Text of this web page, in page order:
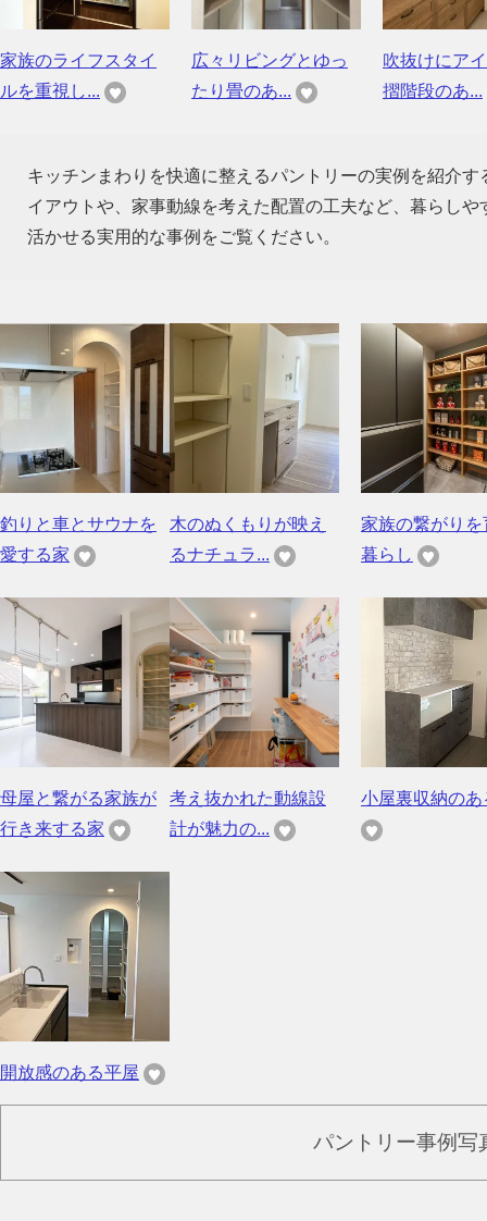
家族のライフスタイ
ルを重視し...
広々リビングとゆっ
たり畳のあ...
吹抜けにア
摺階段のあ...
キッチンまわりを快適に整えるパントリーの実例を紹介
イアウトや、家事動線を考えた配置の工夫など、暮らし
活かせる実用的な事例をご覧ください。
釣りと車とサウナを
愛する家
木のぬくもりが映え
るナチュラ...
家族の繋がりを
暮らし
母屋と繋がる家族が
行き来する家
考え抜かれた動線設
計が魅力の...
小屋裏収納のあ
開放感のある平屋
パントリー事例写